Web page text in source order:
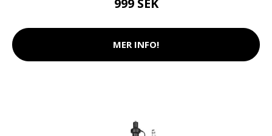
999 SEK
MER INFO!